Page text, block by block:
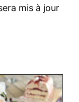
mis à jour